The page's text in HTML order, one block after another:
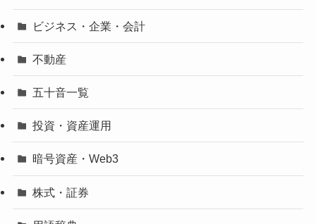
ビジネス・企業・会計
不動産
五十音一覧
投資・資産運用
暗号資産・Web3
株式・証券